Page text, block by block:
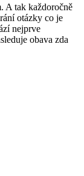
A tak každoročně
otázky co je
nejprve
obava zda